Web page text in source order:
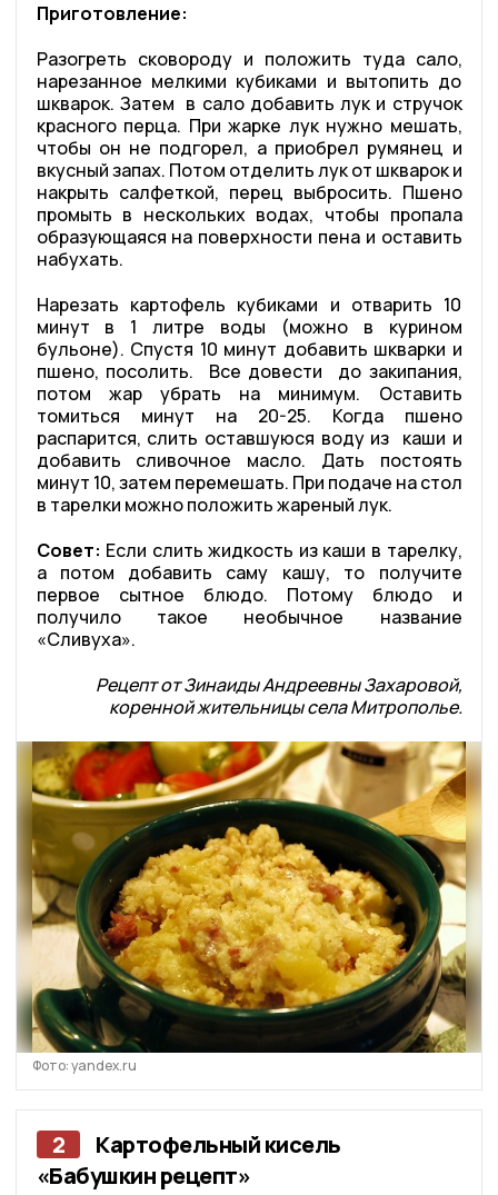
Приготовление:
Разогреть сковороду и положить туда сало,
нарезанное мелкими кубиками и вытопить до
шкварок. Затем в сало добавить лук и стручок
красного перца. При жарке лук нужно мешать,
чтобы он не подгорел, а приобрел румянец и
вкусный запах. Потом отделить лук от шкварок и
накрыть салфеткой, перец выбросить. Пшено
промыть в нескольких водах, чтобы пропала
образующаяся на поверхности пена и оставить
набухать.
Нарезать картофель кубиками и отварить 10
минут в 1 литре воды (можно в курином
бульоне). Спустя 10 минут добавить шкварки и
пшено, посолить. Все довести до закипания,
потом жар убрать на минимум. Оставить
томиться минут на 20-25. Когда пшено
распарится, слить оставшуюся воду из каши и
добавить сливочное масло. Дать постоять
минут 10, затем перемешать. При подаче на стол
в тарелки можно положить жареный лук.
Совет: Если слить жидкость из каши в тарелку,
а потом добавить саму кашу, то получите
первое сытное блюдо. Потому блюдо и
получило такое необычное название
«Сливуха».
Рецепт от Зинаиды Андреевны Захаровой,
коренной жительницы села Митрополье.
Фото: yandex.ru
2
Картофельный кисель
«Бабушкин рецепт»